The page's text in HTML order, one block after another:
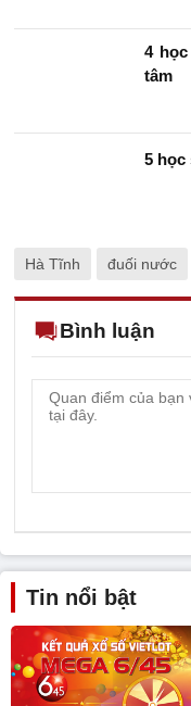
4
tâm
5 học
Hà Tĩnh đuối nước
Bình luận
Tin nổi bật